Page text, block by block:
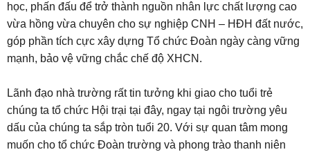
học, phấn đấu để trở thành nguồn nhân lực chất lượng cao
vừa hồng vừa chuyên cho sự nghiệp CNH – HĐH đất nước,
góp phần tích cực xây dựng Tổ chức Đoàn ngày càng vững
mạnh, bảo vệ vững chắc chế độ XHCN.
Lãnh đạo nhà trường rất tin tưởng khi giao cho tuổi trẻ
chúng ta tổ chức Hội trại tại đây, ngay tại ngôi trường yêu
dấu của chúng ta sắp tròn tuổi 20. Với sự quan tâm mong
muốn cho tổ chức Đoàn trường và phong trào thanh niên